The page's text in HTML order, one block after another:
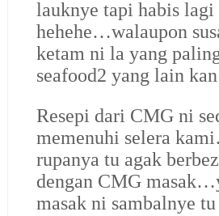
lauknye tapi habis
hehehe…walaupon
ketam ni la yang
seafood2 yang lain
Resepi dari CMG ni
memenuhi selera
rupanya tu agak
dengan CMG
masak ni sambalnye